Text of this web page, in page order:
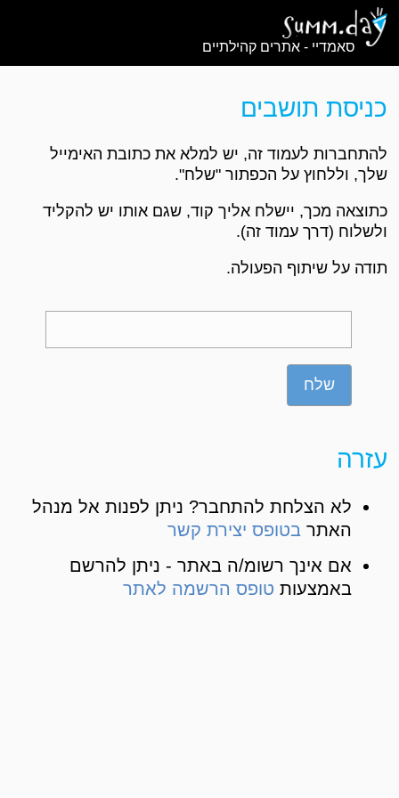
סאמדיי - אתרים קהילתיים
כניסת תושבים
להתחברות לעמוד זה, יש למלא את כתובת האימייל
שלך, וללחוץ על הכפתור "שלח".
כתוצאה מכך, יישלח אליך קוד, שגם אותו יש להקליד
ולשלוח (דרך עמוד זה).
תודה על שיתוף הפעולה.
שלח
עזרה
לא הצלחת להתחבר? ניתן לפנות אל מנהל
האתרבטופס יצירת קשר
אם אינך רשומ/ה באתר - ניתן להרשם
באמצעות טופס הרשמה לאתר